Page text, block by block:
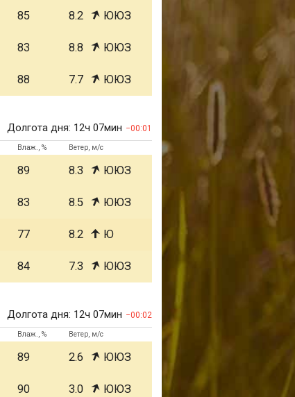
85 8.2 ЮЮЗ
83 8.8 ЮЮЗ
88 7.7 ЮЮЗ
Долгота дня: 12ч 07мин 00:01
Влаж., % Ветер, м/с
89 8.3 ЮЮЗ
83 8.5 ЮЮЗ
77 8.2 Ю
84 7.3 ЮЮЗ
Долгота дня: 12ч 07мин 00:02
Влаж., % Ветер, м/с
89 2.6 ЮЮЗ
90 3.0 ЮЮЗ